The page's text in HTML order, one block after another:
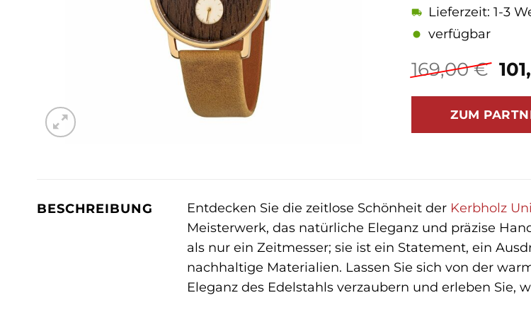
169,00€
Lieferzeit: 1-3
verfügbar
ZUM
BESCHREIBUNG Entdecken Sie die zeitlose Schönheit der Kerbholz
Meisterwerk, das natürliche Eleganz und präzise
als nur ein Zeitmesser; sie ist ein Statement, ein
nachhaltige Materialien. Lassen Sie sich von der
Eleganz des Edelstahls verzaubern und erleben